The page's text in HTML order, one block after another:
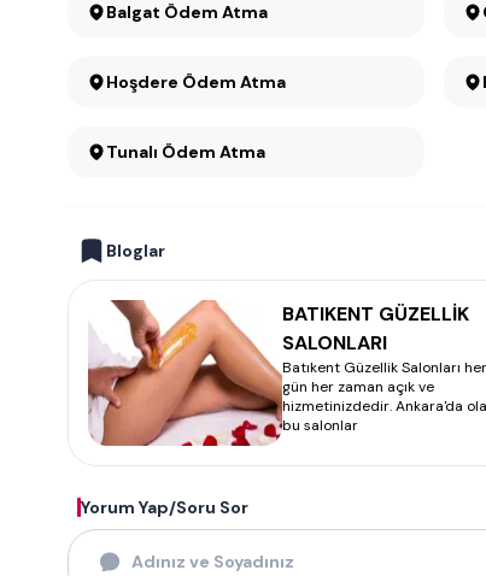
Balgat Ödem Atma
Hoşdere Ödem Atma
Tunalı Ödem Atma
Bloglar
BATIKENT GÜZELLİK
SALONLARI
Batıkent Güzellik Salonları her
gün her zaman açık ve
hizmetinizdedir. Ankara'da
bu salonlar
Yorum Yap/Soru Sor